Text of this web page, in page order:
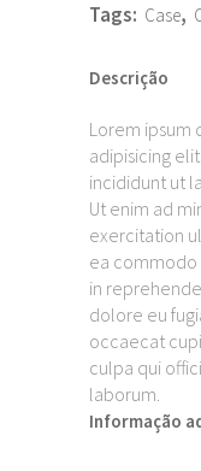
Tags: Case,
Descrição
Lorem ipsum
adipisicing
incididunt ut
Ut enim ad
exercitation
ea commodo
in
dolore eu
occaecat
culpa qui
laborum.
Informação